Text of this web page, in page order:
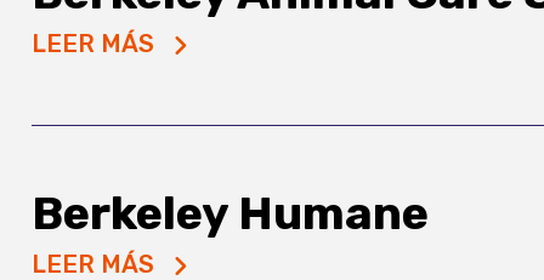
LEER MÁS
Berkeley Humane
LEER MÁS